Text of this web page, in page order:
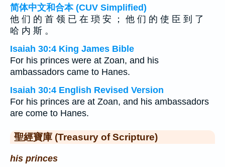
简体中文和合本 (CUV Simplified)
他 们 的 首 领 已 在 琐 安 ； 他 们 的 使 臣 到 了
哈 内 斯 。
Isaiah 30:4 King James Bible
For his princes were at Zoan, and his
ambassadors came to Hanes.
Isaiah 30:4 English Revised Version
For his princes are at Zoan, and his ambassadors
are come to Hanes.
聖經寶庫 (Treasury of Scripture)
his princes